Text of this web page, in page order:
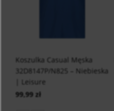
Koszulka Casual Męska
32D8147P/N825 – Niebieska
| Leisure
99,99 zł